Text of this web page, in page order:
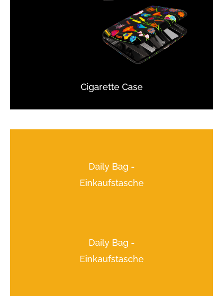
Cigarette Case
Daily Bag -
Einkaufstasche
Daily Bag -
Einkaufstasche